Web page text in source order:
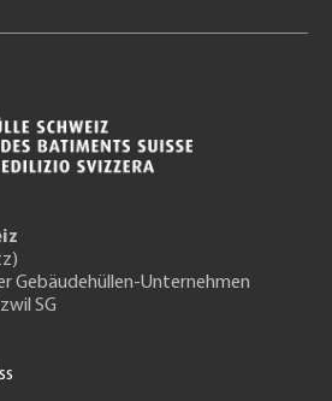
Gebäudehüllen-Unternehmen
SG